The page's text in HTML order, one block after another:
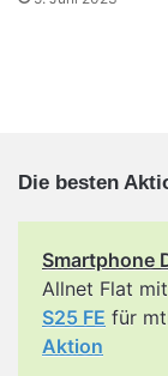
Die besten
Smartphone
Allnet Flat mit
S25 FE für
Aktion